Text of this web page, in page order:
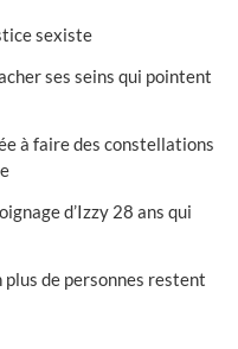
sexiste
ses seins qui pointent
à faire des constellations
d’Izzy 28 ans qui
plus de personnes restent